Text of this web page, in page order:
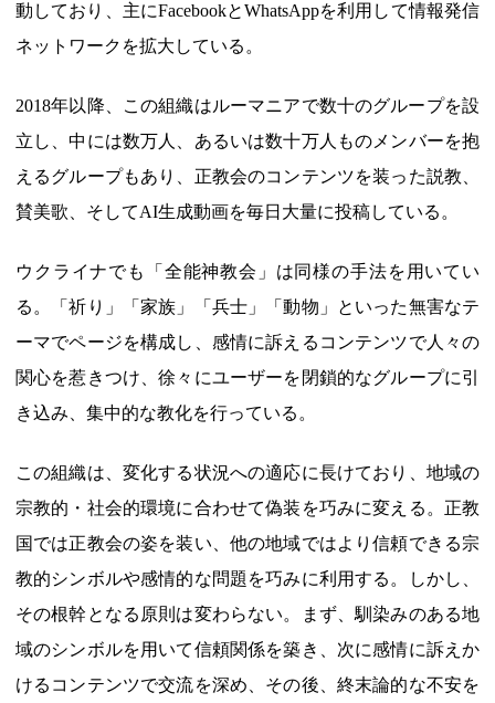
動しており、主にFacebookとWhatsAppを利用して情報発信
ネットワークを拡大している。
2018年以降、この組織はルーマニアで数十のグループを設
立し、中には数万人、あるいは数十万人ものメンバーを抱
えるグループもあり、正教会のコンテンツを装った説教、
賛美歌、そしてAI生成動画を毎日大量に投稿している。
ウクライナでも「全能神教会」は同様の手法を用いてい
る。「祈り」「家族」「兵士」「動物」といった無害なテ
ーマでページを構成し、感情に訴えるコンテンツで人々の
関心を惹きつけ、徐々にユーザーを閉鎖的なグループに引
き込み、集中的な教化を行っている。
この組織は、変化する状況への適応に長けており、地域の
宗教的・社会的環境に合わせて偽装を巧みに変える。正教
国では正教会の姿を装い、他の地域ではより信頼できる宗
教的シンボルや感情的な問題を巧みに利用する。しかし、
その根幹となる原則は変わらない。まず、馴染みのある地
域のシンボルを用いて信頼関係を築き、次に感情に訴えか
けるコンテンツで交流を深め、その後、終末論的な不安を